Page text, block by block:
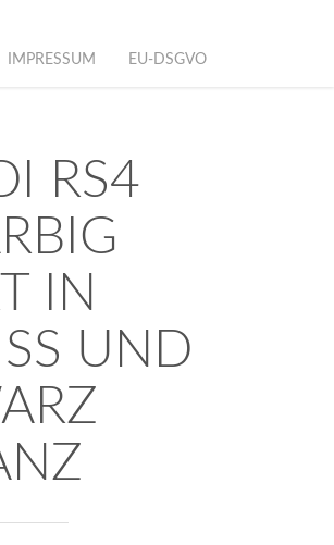
IMPRESSUM EU-DSGVO
RS4
IN
UND T
H